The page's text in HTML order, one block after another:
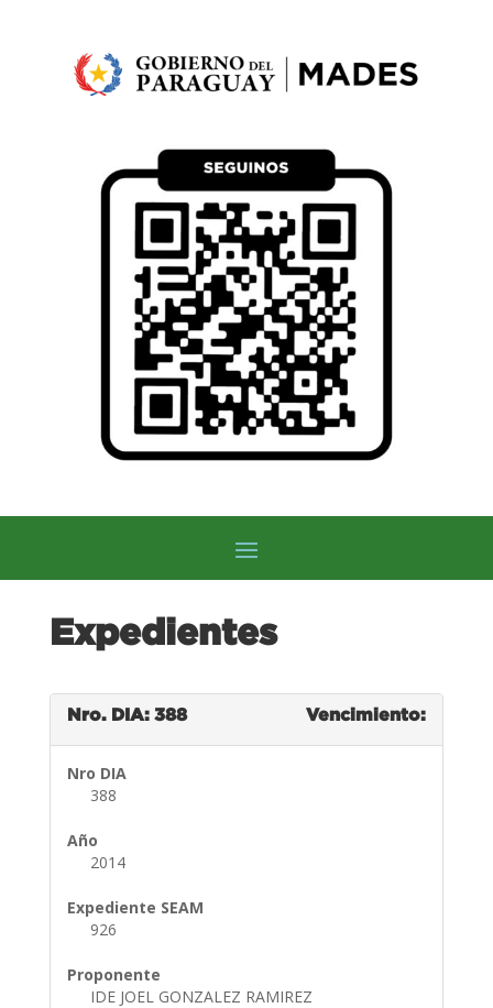
Expedientes
Nro. DIA: 388 Vencimiento:
Nro DIA
388
Año
2014
Expediente SEAM
926
Proponente
IDE JOEL GONZALEZ RAMIREZ